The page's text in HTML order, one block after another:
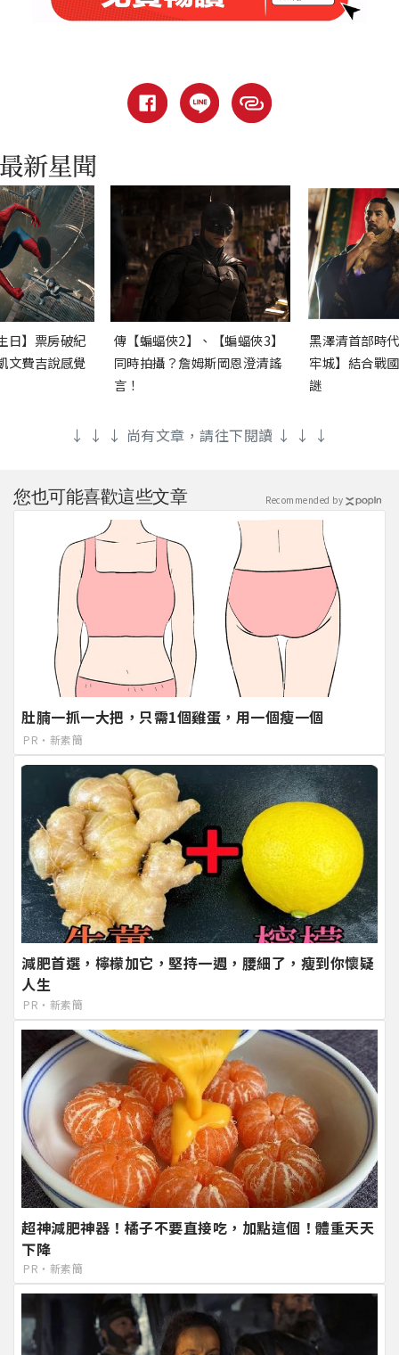
日】票房破紀
文費吉說感覺
傳【蝙蝠俠2】、【蝙蝠俠3】
同時拍攝？詹姆斯岡恩澄清謠
言！
黑澤清首部時
牢城】結合戰
謎
↓ ↓ ↓ 尚有文章，請往下閱讀 ↓ ↓ ↓
您也可能喜歡這些文章
肚腩一抓一大把，只需1個雞蛋，用一個瘦一個
PR・新素簡
減肥首選，檸檬加它，堅持一週，腰細了，瘦到你懷疑
人生
PR・新素簡
超神減肥神器！橘子不要直接吃，加點這個！體重天天
下降
PR・新素簡
Recommended by